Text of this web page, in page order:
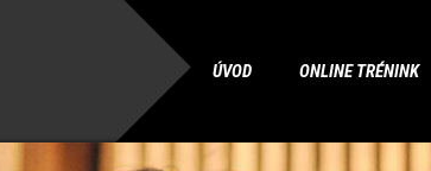
ÚVOD ONLINE TRÉNINK